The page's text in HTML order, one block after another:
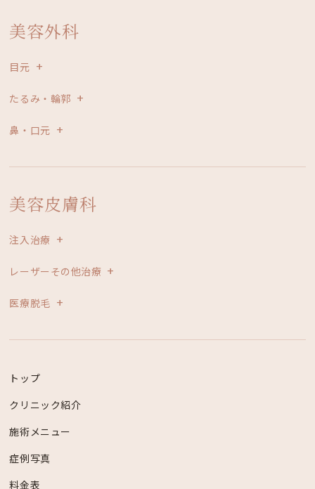
美容外科
目元
たるみ・輪郭
鼻・口元
美容皮膚科
注入治療
レーザーその他治療
医療脱毛
トップ
クリニック紹介
施術メニュー
症例写真
料金表